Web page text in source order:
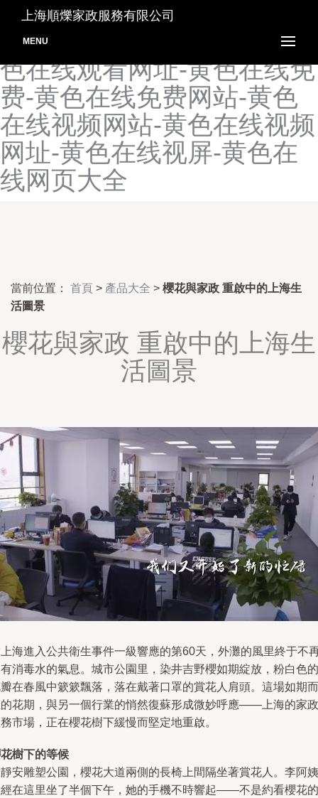
黄色在线播放-黄色在线电影
网站-黄色在线观看网站-黄
色在线观看网址-黄色在线免
费-黄色在线免费网站-黄色
在线视频网站-黄色在线视频
网址-黄色在线视屏-黄色在
线网页大全
上海順爍家政服務有限公司
MENU
當前位置： 首頁 > 產品大全 > 櫻花與家政 重啟中的上海生
活圖景
櫻花與家政 重啟中的上海生
活圖景
海進入公共衛生事件一級響應的第60天，外灘的風里終于不
消毒水的氣息。城市公園里，染井吉野櫻如期綻放，粉白色的
在春風中簌簌飄落，落在戴著口罩的賞花人肩頭。這場如期而
花期，與另一個行業的悄然復蘇形成微妙呼應——上海的家政
市場，正在櫻花樹下緩慢而堅定地重啟。
樹下的等候
安雕塑公園，櫻花大道兩側的長椅上間隔坐著賞花人。李阿姨
在這里坐了半個下午，她的手機不時響起——不是約看櫻花的